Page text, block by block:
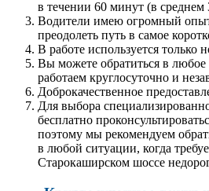
в течении 60 минут (в
Водители имею огромный
преодолеть путь в самое
В работе используется только
Вы можете обратиться в
работаем круглосуточно и
Доброкачественное
Для выбора
бесплатно
поэтому мы рекомендуем
в любой ситуации, когда
Старокаширском шоссе